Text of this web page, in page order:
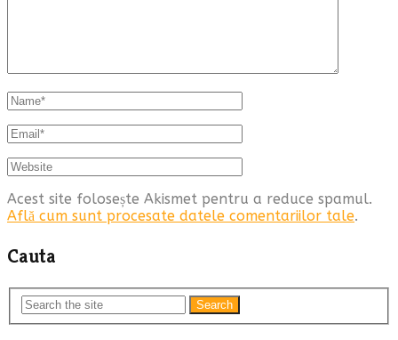
Acest site folosește Akismet pentru a reduce spamul.
Află cum sunt procesate datele comentariilor tale.
Cauta
Search